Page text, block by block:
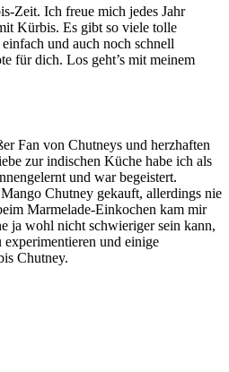
Zeit. Ich freue mich jedes Jahr
Kürbis. Es gibt so viele tolle
und auch noch schnell
für dich. Los geht’s mit meinem
Fan von Chutneys und herzhaften
zur indischen Küche habe ich als
und war begeistert.
Chutney gekauft, allerdings nie
Marmelade-Einkochen kam mir
ja wohl nicht schwieriger sein kann,
und einige
Chutney.